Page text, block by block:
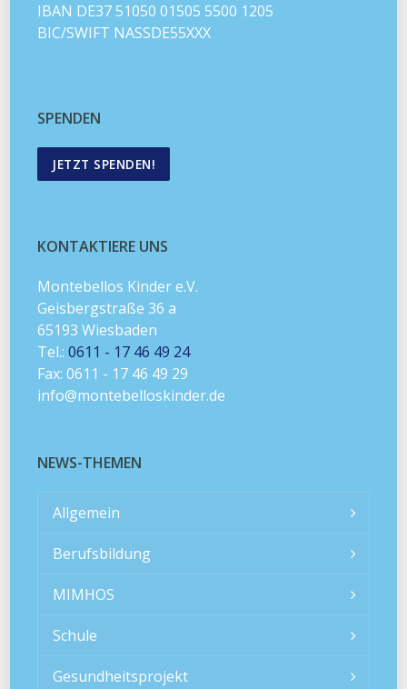
IBAN DE37 51050 01505 5500 1205
BIC/SWIFT NASSDE55XXX
SPENDEN
JETZT SPENDEN!
KONTAKTIERE UNS
Montebellos Kinder e.V.
Geisbergstraße 36 a
65193 Wiesbaden
Tel.:0611 - 17 46 49 24
Fax: 0611 - 17 46 49 29
info@montebelloskinder.de
NEWS-THEMEN
Allgemein
Berufsbildung
MIMHOS
Schule
Gesundheitsprojekt